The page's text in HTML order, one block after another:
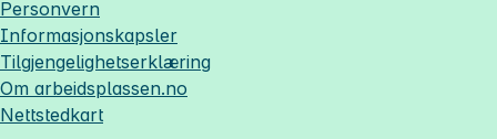
Personvern
Informasjonskapsler
Tilgjengelighetserklæring
Om arbeidsplassen.no
Nettstedkart